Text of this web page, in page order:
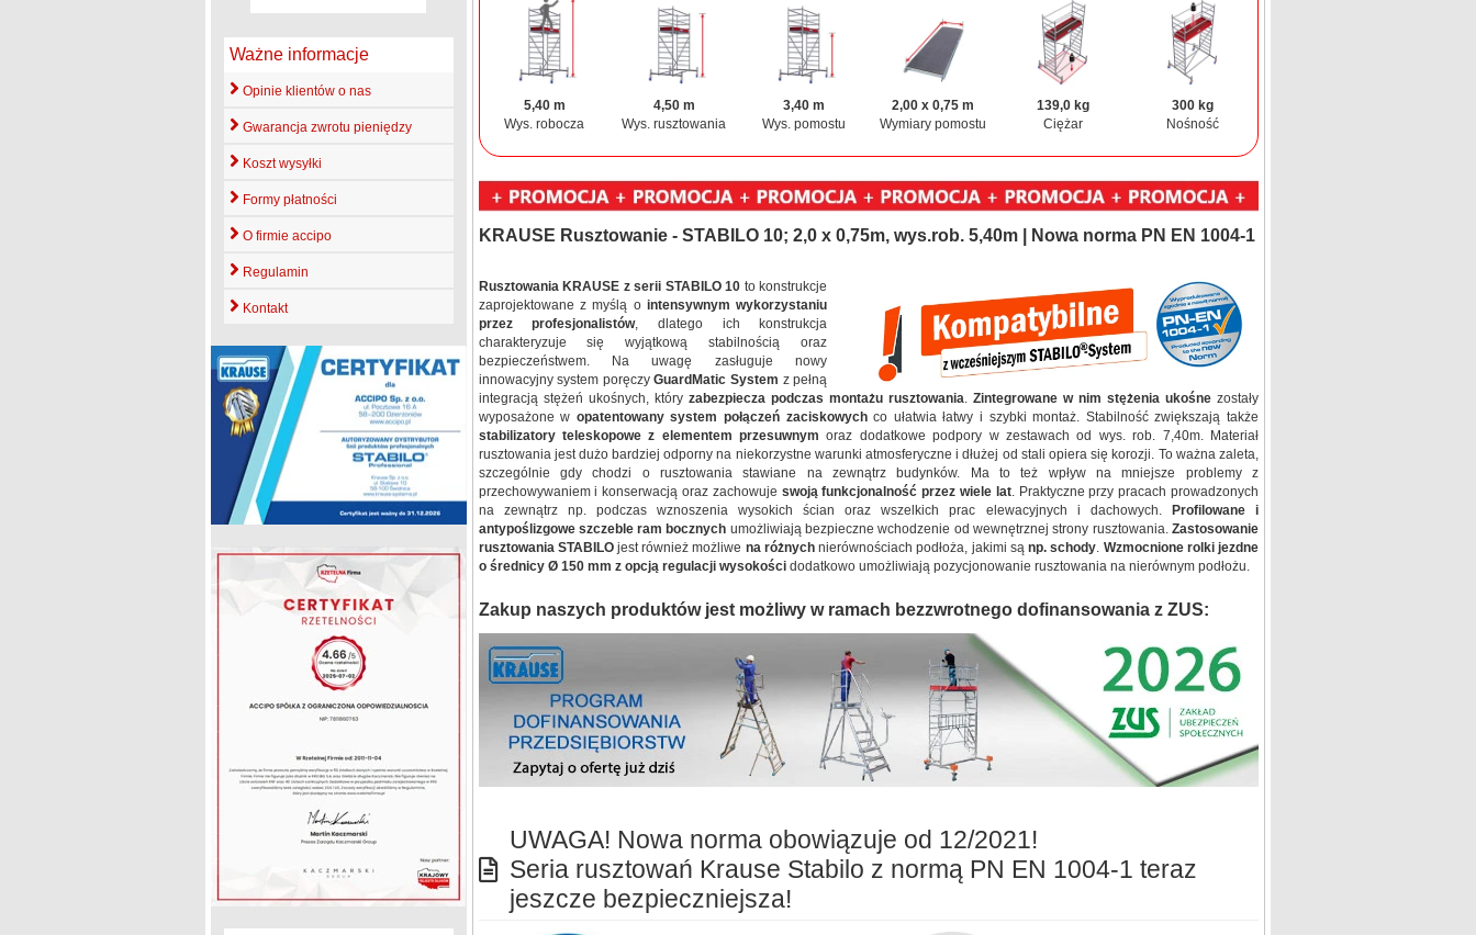
Ważne informacje
Opinie klientów o nas
Gwarancja zwrotu pieniędzy
Koszt wysyłki
Formy płatności
O firmie accipo
Regulamin
Kontakt
5,40 m
Wys. robocza
4,50 m
Wys. rusztowania
3,40 m
Wys. pomostu
2,00 x 0,75 m
Wymiary pomostu
139,0 kg
Ciężar
300 kg
Nośność
KRAUSE Rusztowanie - STABILO 10; 2,0 x 0,75m, wys.rob. 5,40m | Nowa norma PN EN 1004-1
Rusztowania KRAUSE z serii STABILO 10 to konstrukcje
zaprojektowane z myślą o intensywnym wykorzystaniu
przez profesjonalistów, dlatego ich konstrukcja
charakteryzuje się wyjątkową stabilnością oraz
bezpieczeństwem. Na uwagę zasługuje nowy
innowacyjny system poręczyGuardMatic System z pełną
integracją stężeń ukośnych, który zabezpiecza podczas montażu rusztowania. Zintegrowane w nim stężenia ukośnezostały
wyposażone w opatentowany system połączeń zaciskowychco ułatwia łatwy i szybki montaż. Stabilność zwiększają także
stabilizatory teleskopowe z elementem przesuwnym oraz dodatkowe podpory w zestawach od wys. rob. 7,40m. Materiał
rusztowania jest dużo bardziej odporny na niekorzystne warunki atmosferyczne i dłużej od stali opiera się korozji. To ważna zaleta,
szczególnie gdy chodzi o rusztowania stawiane na zewnątrz budynków. Ma to też wpływ na mniejsze problemy z
przechowywaniem i konserwacją oraz zachowuje swoją funkcjonalność przez wiele lat. Praktyczne przy pracach prowadzonych
na zewnątrz np. podczas wznoszenia wysokich ścian oraz wszelkich prac elewacyjnych i dachowych.
Profilowane i
antypoślizgowe szczeble ram bocznych umożliwiają bezpieczne wchodzenie od wewnętrznej strony rusztowania.Zastosowanie
rusztowania STABILOjest również możliwe na różnychnierównościach podłoża, jakimi sąnp. schody. Wzmocnione rolki jezdne
o średnicy Ø 150 mm z opcją regulacji wysokościdodatkowo umożliwiają pozycjonowanie rusztowania na nierównym podłożu.
Zakup naszych produktów jest możliwy w ramach bezzwrotnego dofinansowania z ZUS:
UWAGA! Nowa norma obowiązuje od 12/2021!
Seria rusztowań Krause Stabilo z normą PN EN 1004-1 teraz
jeszcze bezpieczniejsza!